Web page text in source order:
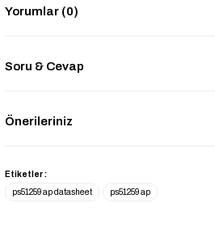
Yorumlar (0)
Soru & Cevap
Önerileriniz
Etiketler :
ps51259 ap datasheet
ps51259 ap